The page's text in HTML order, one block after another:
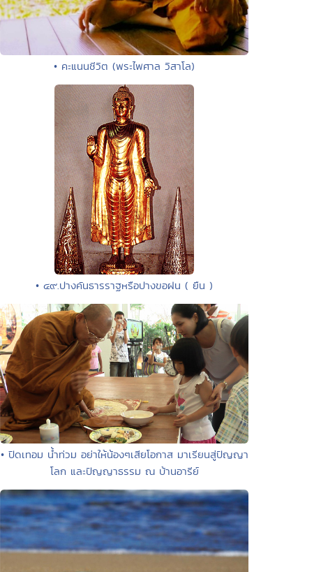
• คะแนนชีวิต (พระไพศาล วิสาโล)
• ๔๙.ปางคันธารราฐหรือปางขอฝน ( ยืน )
• ปิดเทอม น้ำท่วม อย่าให้น้องๆเสียโอกาส มาเรียนสู่ปัญญา
โลก และปัญญาธรรม ณ บ้านอารีย์